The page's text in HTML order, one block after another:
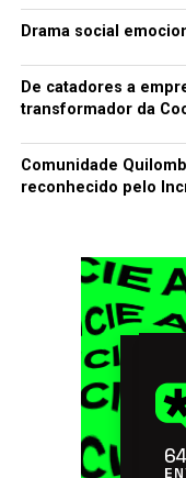
Drama social
De catadores a
transformador da
Comunidade
reconhecido pelo